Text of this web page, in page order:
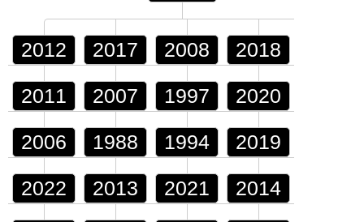
2012 2017 2008 2018
2011 2007 1997 2020
2006 1988 1994 2019
2022 2013 2021 2014